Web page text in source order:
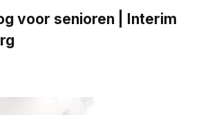
voor senioren | Interim